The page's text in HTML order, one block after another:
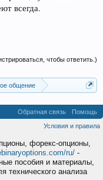
всегда.
чтобы ответить.)
общение
Обратная связь
Помощь
Условия и правила
форекс-опционы,
ru/ -
пособия и материалы,
технического анализа